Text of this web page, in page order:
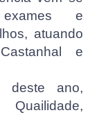
e
atuando
e
deste ano,